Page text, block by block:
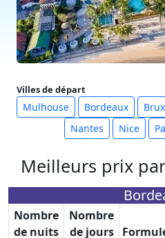
Villes de départ
Mulhouse Bordeaux
Nantes
Nice
Meilleurs prix
Nombre
de nuits
Nombre
de jours